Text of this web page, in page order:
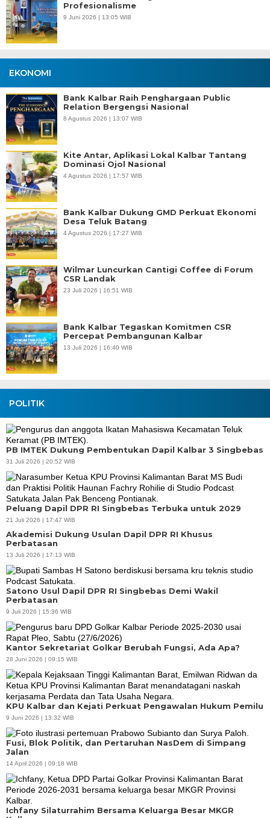
Profesionalisme
9 Juni 2026 | 13:05 WIB
EKONOMI
Bank Kalbar Raih Penghargaan Public
Relation Bergengsi Nasional
8 Agustus 2026 | 13:07 WIB
Kite Antar, Aplikasi Lokal Kalbar Tantang
Dominasi Ojol Nasional
4 Agustus 2026 | 17:57 WIB
Bank Kalbar Dukung GMD Perkuat Ekonomi
Desa Teluk Batang
4 Agustus 2026 | 17:27 WIB
Wilmar Luncurkan Cantigi Coffee di Forum
CSR Landak
23 Juli 2026 | 16:51 WIB
Bank Kalbar Tegaskan Komitmen CSR
Percepat Pembangunan Kalbar
13 Juli 2026 | 16:40 WIB
POLITIK
PB IMTEK Dukung Pembentukan Dapil Kalbar 3 Singbebas
31 Juli 2026 | 20:52 WIB
Peluang Dapil DPR RI Singbebas Terbuka untuk 2029
21 Juli 2026 | 17:47 WIB
Akademisi Dukung Usulan Dapil DPR RI Khusus
Perbatasan
13 Juli 2026 | 17:13 WIB
Satono Usul Dapil DPR RI Singbebas Demi Wakil
Perbatasan
9 Juli 2026 | 15:36 WIB
Kantor Sekretariat Golkar Berubah Fungsi, Ada Apa?
28 Juni 2026 | 09:15 WIB
KPU Kalbar dan Kejati Perkuat Pengawalan Hukum Pemilu
9 Juni 2026 | 13:32 WIB
Fusi, Blok Politik, dan Pertaruhan NasDem di Simpang
Jalan
14 April 2026 | 09:18 WIB
Ichfany Silaturrahim Bersama Keluarga Besar MKGR